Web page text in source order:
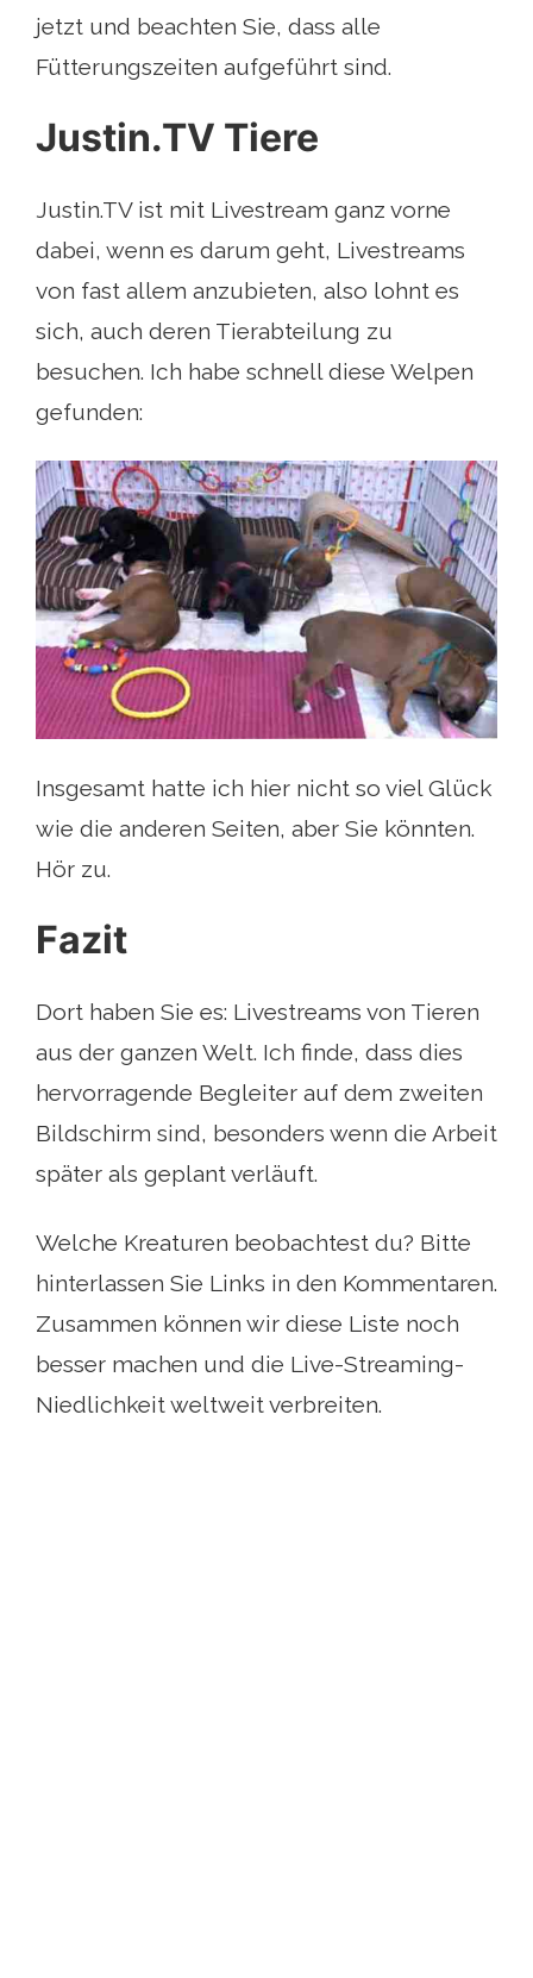
jetzt und beachten Sie, dass alle
Fütterungszeiten aufgeführt sind.
Justin.TV Tiere
Justin.TV ist mit Livestream ganz vorne
dabei, wenn es darum geht, Livestreams
von fast allem anzubieten, also lohnt es
sich, auch deren Tierabteilung zu
besuchen. Ich habe schnell diese Welpen
gefunden:
Insgesamt hatte ich hier nicht so viel Glück
wie die anderen Seiten, aber Sie könnten.
Hör zu.
Fazit
Dort haben Sie es: Livestreams von Tieren
aus der ganzen Welt. Ich finde, dass dies
hervorragende Begleiter auf dem zweiten
Bildschirm sind, besonders wenn die Arbeit
später als geplant verläuft.
Welche Kreaturen beobachtest du? Bitte
hinterlassen Sie Links in den Kommentaren.
Zusammen können wir diese Liste noch
besser machen und die Live-Streaming-
Niedlichkeit weltweit verbreiten.